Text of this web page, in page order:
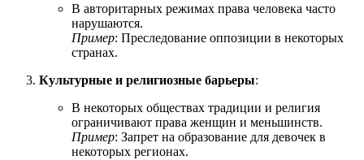
В авторитарных режимах права человека часто
нарушаются.
Пример: Преследование оппозиции в некоторых
странах.
Культурные и религиозные барьеры:
В некоторых обществах традиции и религия
ограничивают права женщин и меньшинств.
Пример: Запрет на образование для девочек в
некоторых регионах.